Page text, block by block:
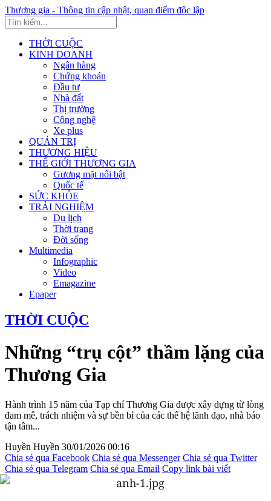
Thương gia - Thông tin cập nhật, quan điểm độc lập
THỜI CUỘC
KINH DOANH
Ngân hàng
Chứng khoán
Đầu tư
Nhà đất
Thị trường
Công nghệ
Xe plus
QUẢN TRỊ
THƯƠNG HIỆU
THẾ GIỚI THƯƠNG GIA
Gương mặt nổi bật
Quốc tế
SỨC KHỎE
TRẢI NGHIỆM
Du lịch
Thời trang
Đời sống
Multimedia
Infographic
Video
Emagazine
Epaper
THỜI CUỘC
Những “trụ cột” thầm lặng của
Thương Gia
Hành trình 15 năm của Tạp chí Thương Gia được xây dựng từ lòng
đam mê, trách nhiệm và sự bền bỉ của các thế hệ lãnh đạo, nhà báo
tận tâm...
Huyền Huyền 30/01/2026 00:16
Chia sẻ qua Facebook Chia sẻ qua Messenger Chia sẻ qua Twitter
Chia sẻ qua Telegram Chia sẻ qua Email Copy link bài viết